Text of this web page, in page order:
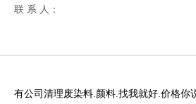
联 系 人：
有公司清理废染料.颜料.找我就好.价格你